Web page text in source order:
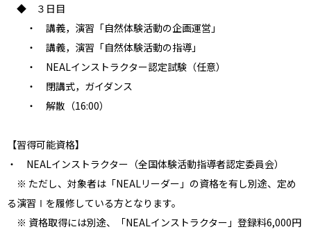
◆ ３日目
・ 講義，演習「自然体験活動の企画運営」
・ 講義，演習「自然体験活動の指導」
・ NEALインストラクター認定試験（任意）
・ 閉講式，ガイダンス
・ 解散（16:00）
【習得可能資格】
・ NEALインストラクター（全国体験活動指導者認定委員会）
※ ただし、対象者は「NEALリーダー」の資格を有し別途、定め
る演習Ⅰを履修している方となります。
※ 資格取得には別途、「NEALインストラクター」登録料6,000円